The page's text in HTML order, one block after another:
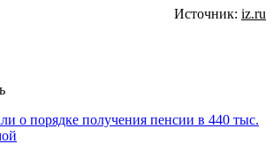
Источник: iz.ru
о порядке получения пенсии в 440 тыс.